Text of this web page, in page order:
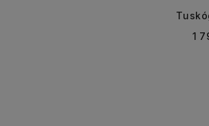
1